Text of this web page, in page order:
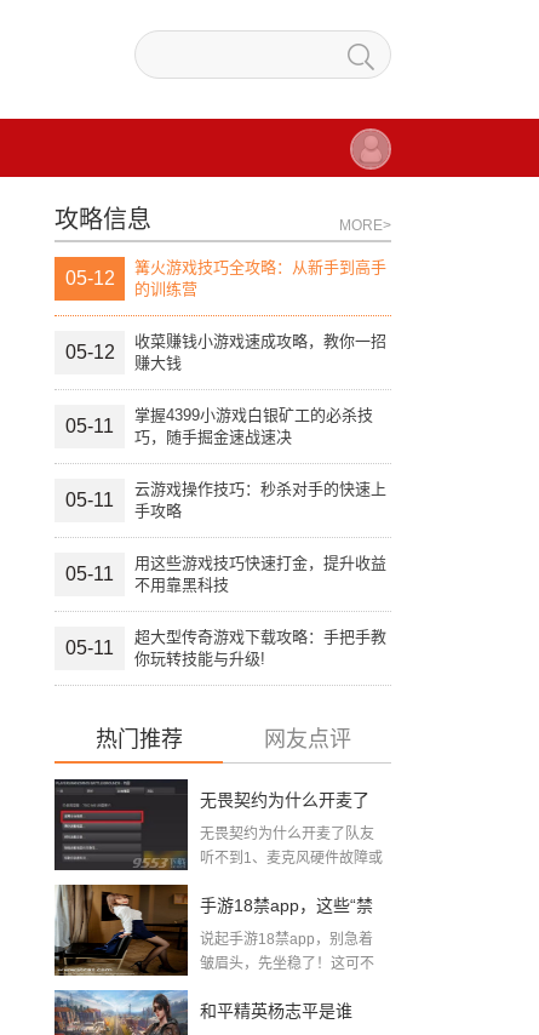
攻略信息 MORE>
05-12
篝火游戏技巧全攻略：从新手到高手
的训练营
05-12
收菜赚钱小游戏速成攻略，教你一招
赚大钱
05-11
掌握4399小游戏白银矿工的必杀技
巧，随手掘金速战速决
05-11
云游戏操作技巧：秒杀对手的快速上
手攻略
05-11
用这些游戏技巧快速打金，提升收益
不用靠黑科技
05-11
超大型传奇游戏下载攻略：手把手教
你玩转技能与升级!
热门推荐 网友点评
无畏契约为什么开麦了
队友听不到(无畏契约听
无畏契约为什么开麦了队友
听不到1、麦克风硬件故障或
手游18禁app，这些“禁
区”你敢踏进去吗？
说起手游18禁app，别急着
皱眉头，先坐稳了！这可不
和平精英杨志平是谁